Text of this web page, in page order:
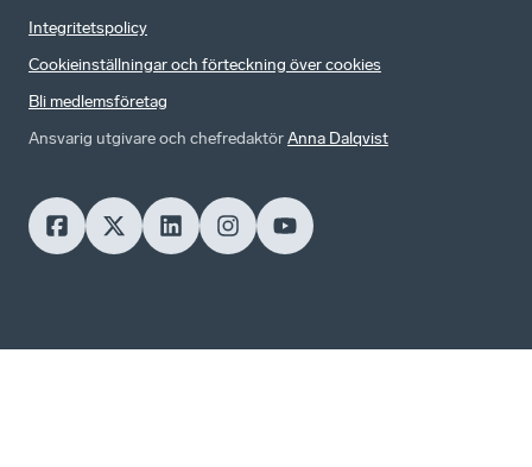
Integritetspolicy
Cookieinställningar och förteckning över cookies
Bli medlemsföretag
Ansvarig utgivare och chefredaktörAnna Dalqvist